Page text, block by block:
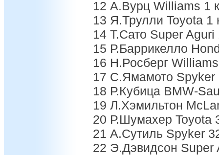
12 А.Вурц Williams 1
13 Я.Трулли Toyota 1
14 Т.Сато Super Aguri
15 Р.Баррикелло
16 Н.Росберг Williams
17 С.Ямамото Spyker
18 Р.Кубица BMW-
19 Л.Хэмильтон
20 Р.Шумахер Toyota
21 А.Сутиль Spyker
22 Э.Дэвидсон Super